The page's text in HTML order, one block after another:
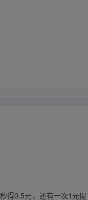
得0.5元，还有一次1元提